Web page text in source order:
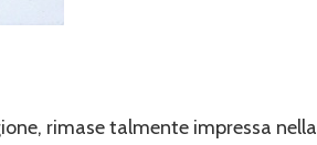
rimase talmente impressa nella